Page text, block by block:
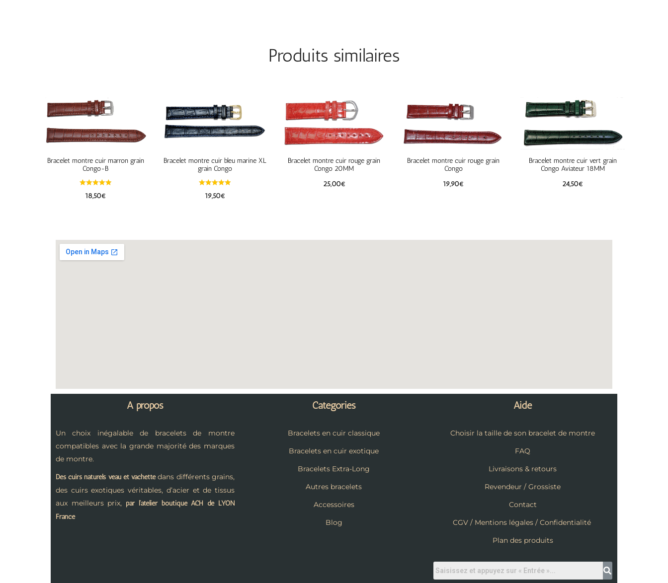
Produits similaires
Bracelet montre cuir marron grain
Congo-B
18,50€
Bracelet montre cuir bleu marine XL
grain Congo
19,50€
Bracelet montre cuir rouge grain
Congo 20MM
25,00€
Bracelet montre cuir rouge grain
Congo
19,90€
Bracelet montre cuir vert grain
Congo Aviateur 18MM
24,50€
A propos
Un choix inégalable de bracelets de montre
compatibles avec la grande majorité des marques
de montre.
Des cuirs naturels veau et vachettedans différents grains,
des cuirs exotiques véritables, d’acier et de tissus
aux meilleurs prix, par l’atelier boutique ACH de LYON
France
Catégories
Bracelets en cuir classique
Bracelets en cuir exotique
Bracelets Extra-Long
Autres bracelets
Accessoires
Blog
Aide
Choisir la taille de son bracelet de montre
FAQ
Livraisons & retours
Revendeur / Grossiste
Contact
CGV / Mentions légales / Confidentialité
Plan des produits